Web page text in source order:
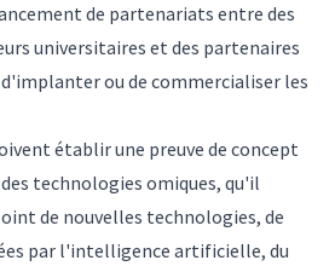
de partenariats entre des
universitaires et des partenaires
ou de commercialiser les
établir une preuve de concept
technologies omiques, qu'il
de nouvelles technologies, de
par l'intelligence artificielle, du